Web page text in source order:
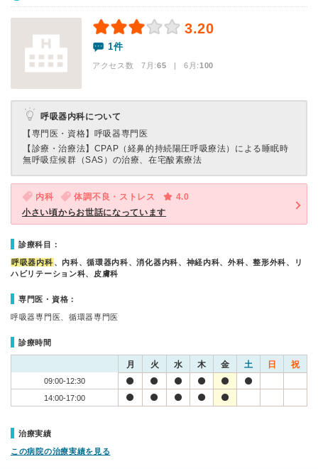
3.20
1件
アクセス数 7月:65 | 6月:100
呼吸器内科について
【専門医・資格】 呼吸器専門医
【診療・治療法】 CPAP（経鼻的持続陽圧呼吸療法）による睡眠時
無呼吸症候群（SAS）の治療、在宅酸素療法
内科 体調不良・ストレス
4.0
小さい頃からお世話になっています
診療科目：
呼吸器内科 、内科、循環器内科、消化器内科、神経内科、外科、整形外科、リ
ハビリテーション科、皮膚科
専門医・資格：
呼吸器専門医、循環器専門医
診療時間
月 火 水 木 金 土 日 祝
09:00-12:30
14:00-17:00
治療実績
この病院の治療実績を見る